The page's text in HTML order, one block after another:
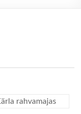
rahvamajas